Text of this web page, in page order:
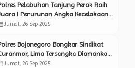
Pelabuhan Tanjung Perak Raih
I Penurunan Angka Kecelakaan
Lintas, Lakalantas Turun Hingga
Jumat, 26 Sep 2025
Bojonegoro Bongkar Sindikat
Lima Tersangka Diamankan
Barang Bukti Empat Sepeda Motor
Jumat, 26 Sep 2025